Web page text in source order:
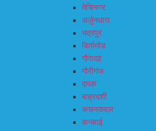
मेचिनगर
अर्जुनधारा
भद्रपुर
बिर्तामोड
गौरादह
गौरीगंज
दमक
बाह्रदशी
कचनकवल
कन्काई